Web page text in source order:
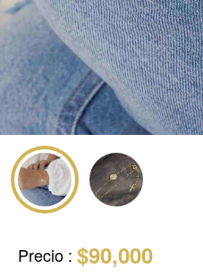
Precio : $90,000